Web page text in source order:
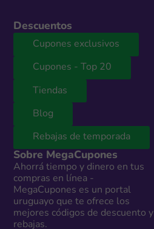
Descuentos
Cupones exclusivos
Cupones - Top 20
Tiendas
Blog
Rebajas de temporada
Sobre MegaCupones
Ahorrá tiempo y dinero en tus
compras en línea -
MegaCupones es un portal
uruguayo que te ofrece los
mejores códigos de descuento y
rebajas.